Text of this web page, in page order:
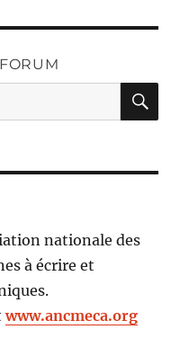
nationale des
à écrire et
www.ancmeca.org